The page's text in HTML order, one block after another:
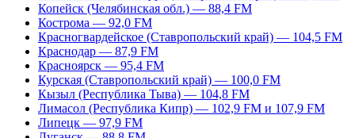
Копейск (Челябинская обл.) — 88,4 FM
Кострома — 92,0 FM
Красногвардейское (Ставропольский край) — 104,5 FM
Краснодар — 87,9 FM
Красноярск — 95,4 FM
Курская (Ставропольский край) — 100,0 FM
Кызыл (Республика Тыва) — 104,8 FM
Лимасол (Республика Кипр) — 102,9 FM и 107,9 FM
Липецк — 97,9 FM